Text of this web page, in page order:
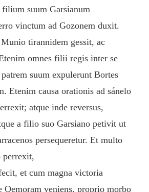
filium suum Garsianum
vinctum ad Gozonem duxit.
tirannidem gessit, ac
omnes filii regis inter se
suum expulerunt Bortes
Etenim causa orationis ad sánelo
atque inde reversus,
a filio suo Garsiano petivit ut
persequeretur. Et multo
perrexit,
et cum magna victoria
Qemoram veniens, proprio morbo